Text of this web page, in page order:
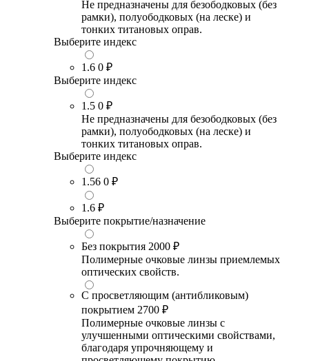
Не предназначены для безободковых (без
рамки), полуободковых (на леске) и
тонких титановых оправ.
Выберите индекс
1.6 0 ₽
Выберите индекс
1.5 0 ₽
Не предназначены для безободковых (без
рамки), полуободковых (на леске) и
тонких титановых оправ.
Выберите индекс
1.56 0 ₽
1.6 ₽
Выберите покрытие/назначение
Без покрытия 2000 ₽
Полимерные очковые линзы приемлемых
оптических свойств.
С просветляющим (антибликовым)
покрытием 2700 ₽
Полимерные очковые линзы с
улучшенными оптическими свойствами,
благодаря упрочняющему и